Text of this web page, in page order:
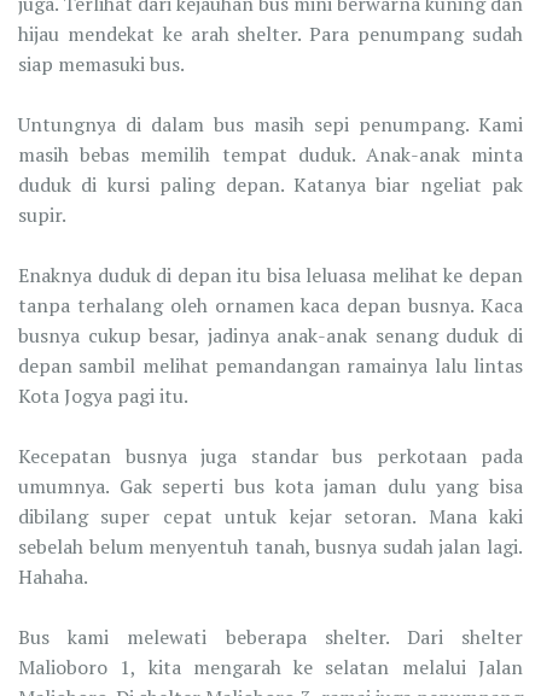
hijau mendekat ke arah shelter. Para penumpang sudah
siap memasuki bus.
Untungnya di dalam bus masih sepi penumpang. Kami
masih bebas memilih tempat duduk. Anak-anak minta
duduk di kursi paling depan. Katanya biar ngeliat pak
supir.
Enaknya duduk di depan itu bisa leluasa melihat ke depan
tanpa terhalang oleh ornamen kaca depan busnya. Kaca
busnya cukup besar, jadinya anak-anak senang duduk di
depan sambil melihat pemandangan ramainya lalu lintas
Kota Jogya pagi itu.
Kecepatan busnya juga standar bus perkotaan pada
umumnya. Gak seperti bus kota jaman dulu yang bisa
dibilang super cepat untuk kejar setoran. Mana kaki
sebelah belum menyentuh tanah, busnya sudah jalan lagi.
Hahaha.
Bus kami melewati beberapa shelter. Dari shelter
Malioboro 1, kita mengarah ke selatan melalui Jalan